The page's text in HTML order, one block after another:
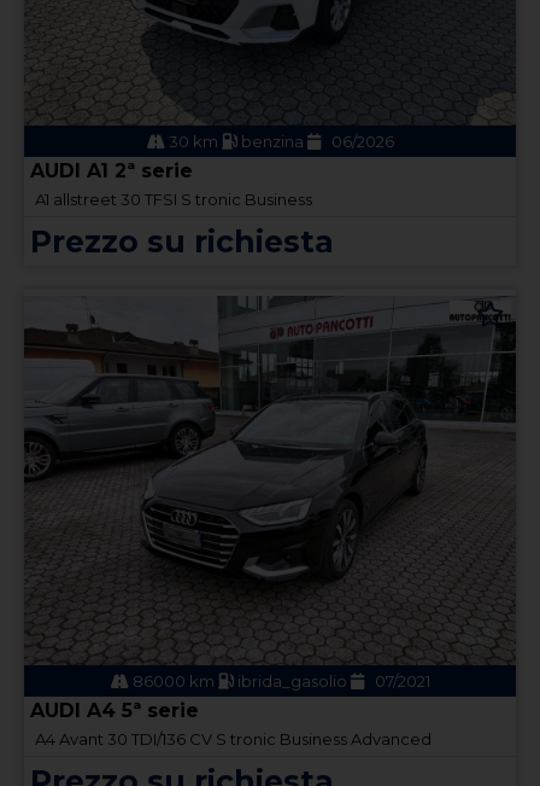
30 km benzina 06/2026
AUDI A1 2ª serie
A1 allstreet 30 TFSI S tronic Business
Prezzo su richiesta
86000 km ibrida_gasolio 07/2021
AUDI A4 5ª serie
A4 Avant 30 TDI/136 CV S tronic Business Advanced